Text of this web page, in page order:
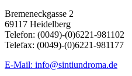
Bremeneckgasse 2
69117 Heidelberg
Telefon: (0049)-(0)6221-981102
Telefax: (0049)-(0)6221-981177
E-Mail: info@sintiundroma.de